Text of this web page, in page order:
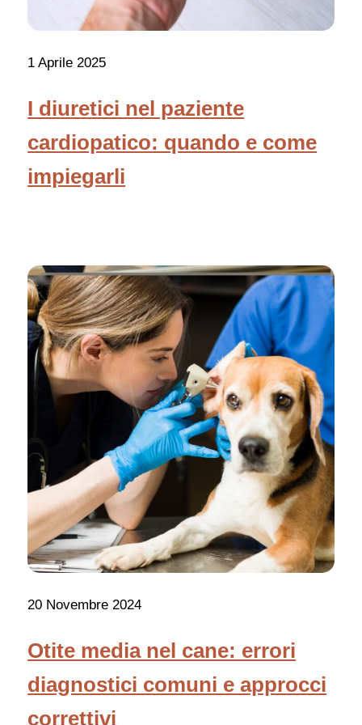
1 Aprile 2025
I diuretici nel paziente
cardiopatico: quando e come
impiegarli
20 Novembre 2024
Otite media nel cane: errori
diagnostici comuni e approcci
correttivi